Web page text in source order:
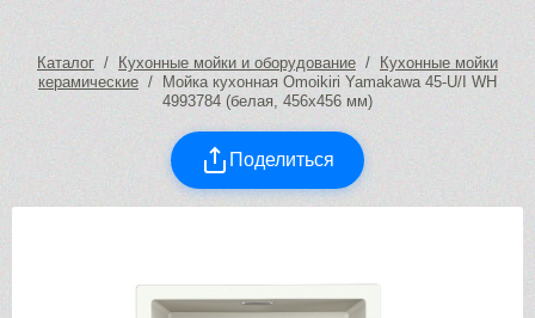
Каталог / Кухонные мойки и оборудование /
Кухонные мойки
керамические / Мойка кухонная Omoikiri Yamakawa 45-U/I WH
4993784 (белая, 456х456 мм)
Поделиться